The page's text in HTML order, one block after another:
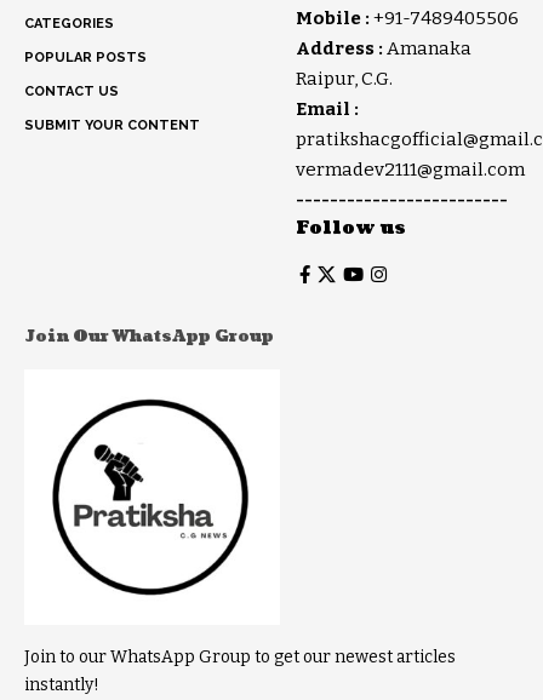
CATEGORIES
POPULAR POSTS
CONTACT US
SUBMIT YOUR CONTENT
Mobile : +91-7489405506
Address : Amanaka
Raipur, C.G.
Email :
vermadev2111@gmail.com
-------------------------
Follow us
Join Our WhatsApp Group
Join to our WhatsApp Group to get our newest articles
instantly!